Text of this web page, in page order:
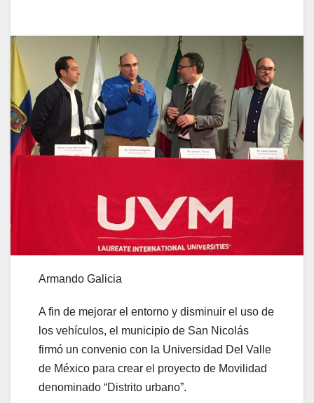
Armando Galicia
A fin de mejorar el entorno y disminuir el uso de
los vehículos, el municipio de San Nicolás
firmó un convenio con la Universidad Del Valle
de México para crear el proyecto de Movilidad
denominado “Distrito urbano”.